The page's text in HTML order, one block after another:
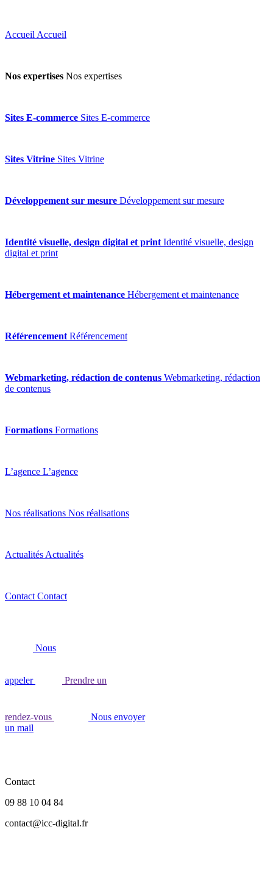
Accueil Accueil
Nos expertises Nos expertises
Sites E-commerce Sites E-commerce
Sites Vitrine Sites Vitrine
Développement sur mesure Développement sur mesure
Identité visuelle, design digital et print Identité visuelle, design
digital et print
Hébergement et maintenance Hébergement et maintenance
Référencement Référencement
Webmarketing, rédaction de contenus Webmarketing, rédaction
de contenus
Formations Formations
L’agence L’agence
Nos réalisations Nos réalisations
Actualités Actualités
Contact Contact
Nous
appeler Prendre un
rendez-vous
Nous envoyer
un mail
Contact
09 88 10 04 84
contact@icc-digital.fr